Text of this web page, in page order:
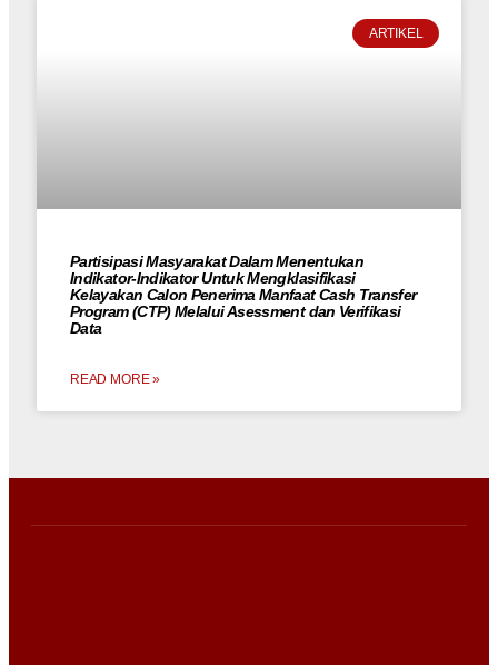
ARTIKEL
Partisipasi Masyarakat Dalam Menentukan
Indikator-Indikator Untuk Mengklasifikasi
Kelayakan Calon Penerima Manfaat Cash Transfer
Program (CTP) Melalui Asessment dan Verifikasi
Data
READ MORE »